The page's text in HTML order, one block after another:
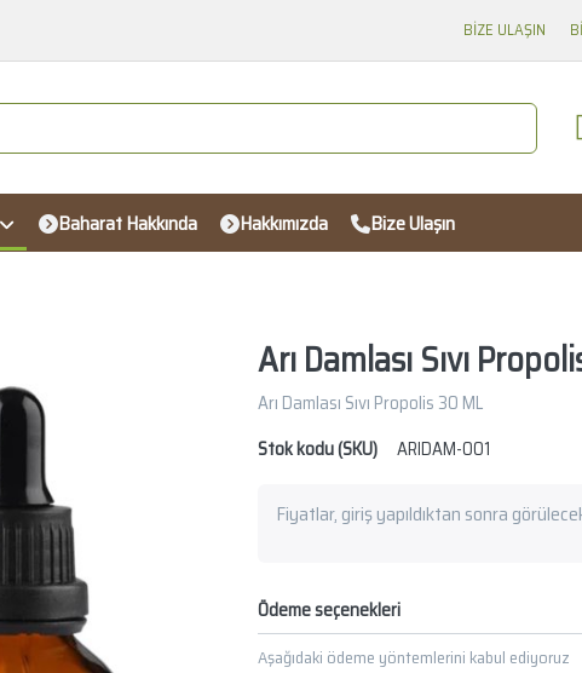
BIZE ULAŞIN
Baharat Hakkında Hakkımızda Bize Ulaşın
Arı Damlası Sıvı
Arı Damlası Sıvı Propolis 30 ML
Stok kodu (SKU)
ARIDAM-001
Fiyatlar, giriş yapıldıktan sonra
Ödeme seçenekleri
Aşağıdaki ödeme yöntemlerini kabul ediyoruz